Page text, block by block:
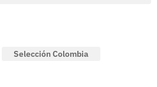
Selección Colombia